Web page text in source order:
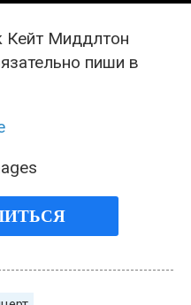
Кейт Миддлтон
пиши в